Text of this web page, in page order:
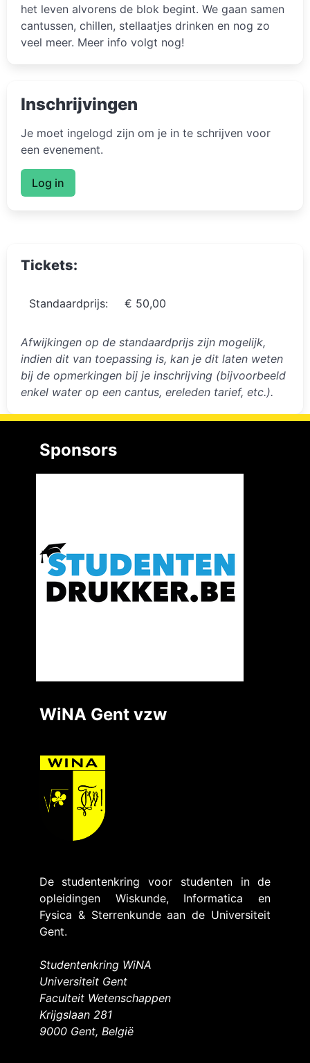
het leven alvorens de blok begint. We gaan samen
cantussen, chillen, stellaatjes drinken en nog zo
veel meer. Meer info volgt nog!
Inschrijvingen
Je moet ingelogd zijn om je in te schrijven voor
een evenement.
Log in
Tickets:
Standaardprijs: € 50,00
Afwijkingen op de standaardprijs zijn mogelijk,
indien dit van toepassing is, kan je dit laten weten
bij de opmerkingen bij je inschrijving (bijvoorbeeld
enkel water op een cantus, ereleden tarief, etc.).
Sponsors
WiNA Gent vzw
De studentenkring voor studenten in de
opleidingen Wiskunde, Informatica en
Fysica & Sterrenkunde aan de Universiteit
Gent.
Studentenkring WiNA
Universiteit Gent
Faculteit Wetenschappen
Krijgslaan 281
9000 Gent, België